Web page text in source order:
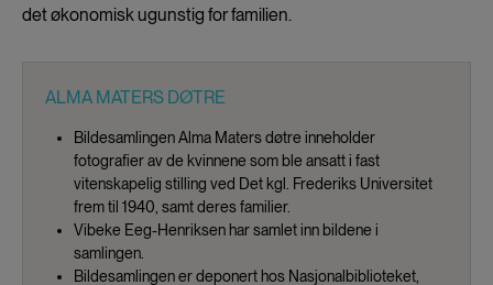
det økonomisk ugunstig for familien.
ALMA MATERS DØTRE
Bildesamlingen Alma Maters døtre inneholder
fotografier av de kvinnene som ble ansatt i fast
vitenskapelig stilling ved Det kgl. Frederiks Universitet
frem til 1940, samt deres familier.
Vibeke Eeg-Henriksen har samlet inn bildene i
samlingen.
Bildesamlingen er deponert hos Nasjonalbiblioteket,